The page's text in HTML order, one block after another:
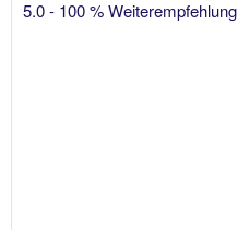
5.0 - 100 % Weiterempfehlung